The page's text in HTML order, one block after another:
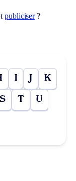
publiciser?
I J K
S T U